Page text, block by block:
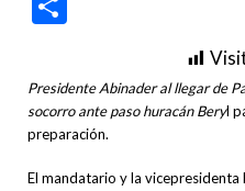
Presidente Abinader al llegar de
socorro ante paso huracán Beryl
preparación.
El mandatario y la vicepresidenta